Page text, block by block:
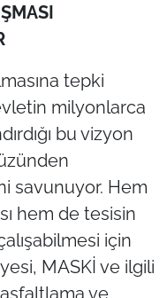
tepki
milyonlarca
bu vizyon
savunuyor. Hem
hem de tesisin
için
MASKİ ve ilgili
ve